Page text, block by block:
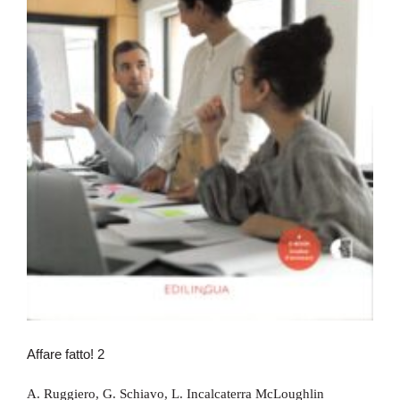
Affare fatto! 2
Affare fatto! 2
A. Ruggiero, G. Schiavo, L. Incalcaterra McLoughlin